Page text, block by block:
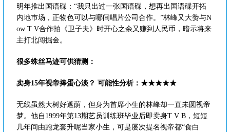
明年推出国语碟：“我只出过一张国语碟，想再出国语碟开拓
内地巿场，正物色可以与哪间唱片公司合作。”林峰又大赞与N
ow T V合作拍《卫子夫》时开心之余又赚到人民币，暗示将来
主打北闯掘金。
很多蛛丝马迹可供猜测：
卖身15年视帝捧蛋心淡？ 可能性分析：★★★★★
无线虽然大树好遮荫，但身为首席小生的林峰却一直未圆视帝
梦。他自1999年第13期艺员训练班毕业后即卖身T V B，短短
几年间由跑龙套升呢当家小生，可是屡次提名视帝都“食白